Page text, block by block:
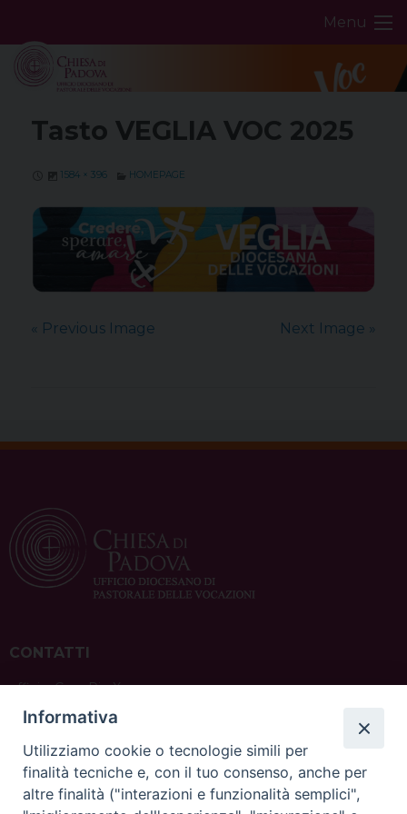
content
Menu
Tasto VEGLIA VOC 2025
1584 × 396 HOMEPAGE
« Previous Image Next Image »
CONTATTI
ufficio: Casa Pio X
via Bonporti, 20 – 35141 Padova
tel: +39 351 619 2354
e mail:ufficiovocazionipadova@gmail.com
Informativa
Utilizziamo cookie o tecnologie simili per
finalità tecniche e, con il tuo consenso, anche per
altre finalità ("interazioni e funzionalità semplici",